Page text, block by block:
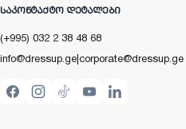
ᲡᲐᲙᲝᲜᲢᲐᲥᲢᲝ ᲓᲔᲢᲐᲚᲔᲑᲘ
(+995) 032 2 38 48 68
info@dressup.ge|corporate@dressup.ge